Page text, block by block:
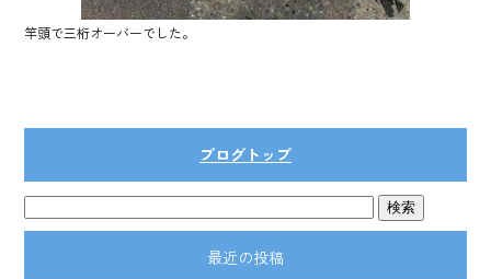
竿頭で三桁オーバーでした。
ブログトップ
最近の投稿